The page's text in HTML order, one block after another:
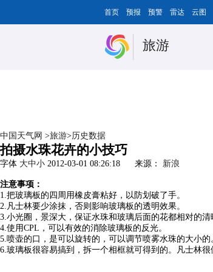
首页 预报 预警 雷达 云图
旅游
中国天气网 >旅游>历史数据
拍摄水珠花卉的小技巧
字体 大中小 2012-03-01 08:26:18 来源： 新浪
注意事项：
1.把玻璃板的四周用橡皮膏粘好，以防划破了手。
2.凡士林要少涂抹，否则影响玻璃板的透明效果。
3.小光圈，景深大，保证水珠和玻璃后面的花都相对的
4.使用CPL，可以有效的消除玻璃板的反光。
5.喷壶的口，是可以旋转的，可以调节喷雾水珠的大小的
6.玻璃板很容易搞到，拆一个相框就可得到的。凡士林